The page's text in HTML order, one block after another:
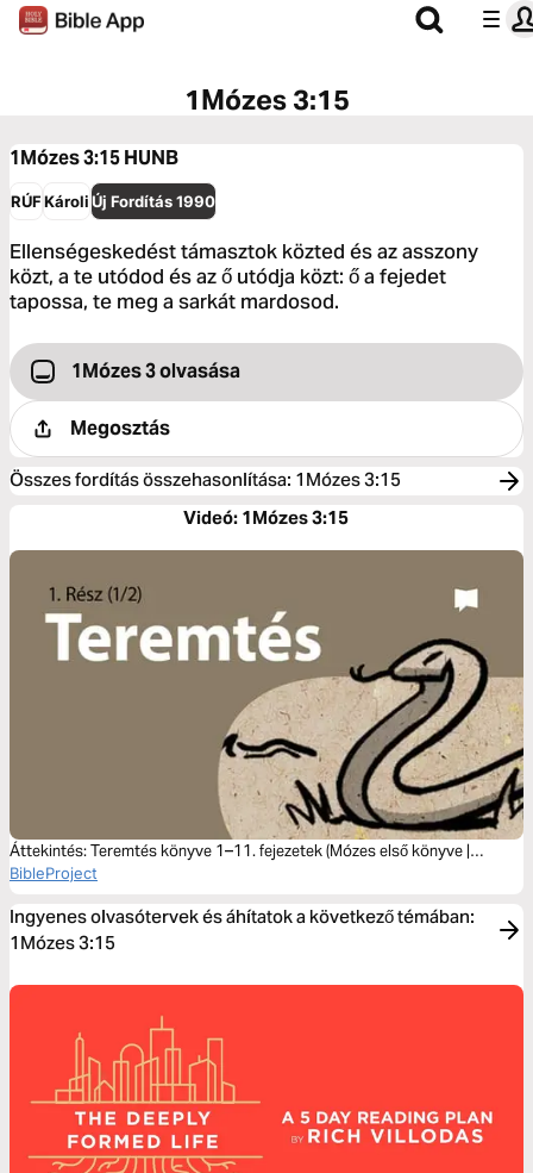
1Mózes 3:15
1Mózes 3:15HUNB
RÚFKároliÚj Fordítás 1990
Ellenségeskedést támasztok közted és az asszony
közt, a te utódod és az ő utódja közt: ő a fejedet
tapossa, te meg a sarkát mardosod.
1Mózes 3 olvasása
Megosztás
Összes fordítás összehasonlítása: 1Mózes 3:15
Videó: 1Mózes 3:15
Áttekintés: Teremtés könyve 1–11. fejezetek (Mózes első könyve |
Genezis)
BibleProject
Ingyenes olvasótervek és áhítatok a következő témában:
1Mózes 3:15